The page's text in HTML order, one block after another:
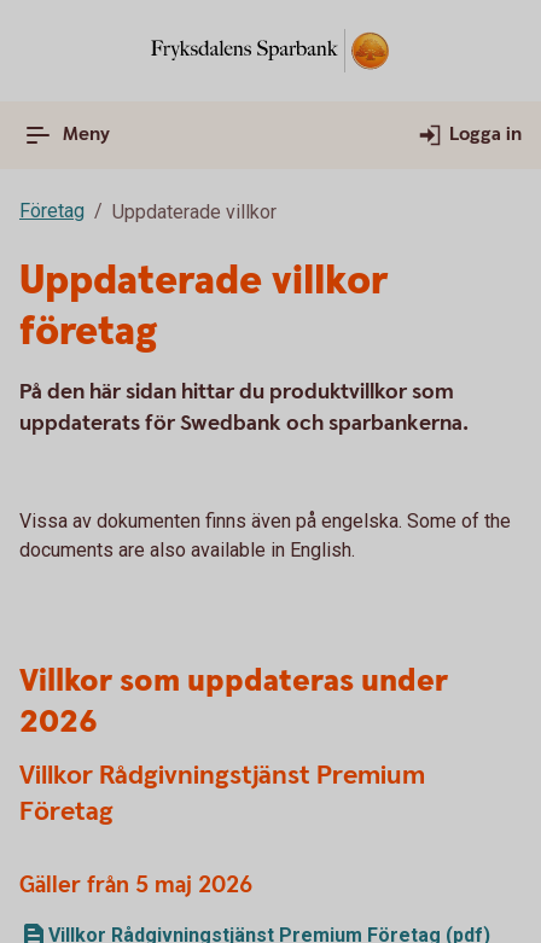
Meny Logga in
Företag Uppdaterade villkor
Uppdaterade villkor
företag
På den här sidan hittar du produktvillkor som
uppdaterats för Swedbank och sparbankerna.
Vissa av dokumenten finns även på engelska. Some of the
documents are also available in English.
Villkor som uppdateras under
2026
Villkor Rådgivningstjänst Premium
Företag
Gäller från 5 maj 2026
Villkor Rådgivningstjänst Premium Företag (pdf)